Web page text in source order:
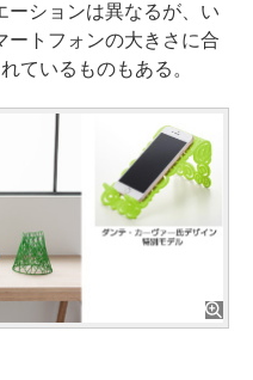
ションは異なるが、い
ートフォンの大きさに合
ているものもある。